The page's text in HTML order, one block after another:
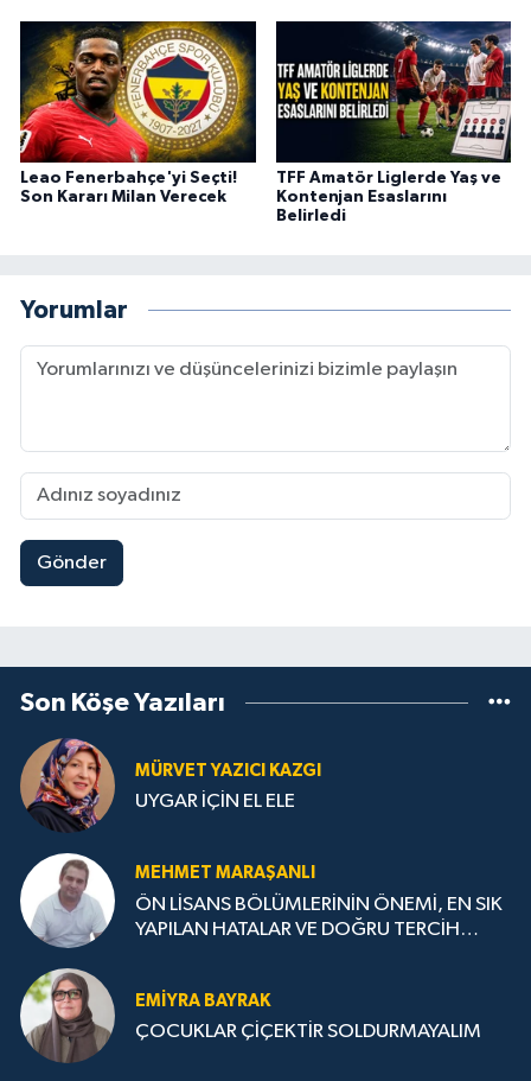
Leao Fenerbahçe'yi Seçti!
Son Kararı Milan Verecek
TFF Amatör Liglerde Yaş ve
Kontenjan Esaslarını
Belirledi
Yorumlar
Gönder
Son Köşe Yazıları
MÜRVET YAZICI KAZGI
UYGAR İÇİN EL ELE
MEHMET MARAŞANLI
ÖN LİSANS BÖLÜMLERİNİN ÖNEMİ, EN SIK
YAPILAN HATALAR VE DOĞRU TERCİH
EMIYRA BAYRAK
ÇOCUKLAR ÇİÇEKTİR SOLDURMAYALIM